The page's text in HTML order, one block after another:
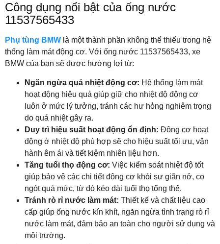
Công dụng nổi bật của ống nước
11537565433
Phụ tùng BMW là một thành phần không thể thiếu trong hệ
thống làm mát động cơ. Với ống nước 11537565433, xe
BMW của bạn sẽ được hưởng lợi từ:
Ngăn ngừa quá nhiệt động cơ: Hệ thống làm mát
hoạt động hiệu quả giúp giữ cho nhiệt độ động cơ
luôn ở mức lý tưởng, tránh các hư hỏng nghiêm trọng
do quá nhiệt gây ra.
Duy trì hiệu suất hoạt động ổn định: Động cơ hoạt
động ở nhiệt độ phù hợp sẽ cho hiệu suất tối ưu, vận
hành êm ái và tiết kiệm nhiên liệu hơn.
Tăng tuổi thọ động cơ: Việc kiểm soát nhiệt độ tốt
giúp bảo vệ các chi tiết động cơ khỏi sự giãn nở, co
ngót quá mức, từ đó kéo dài tuổi thọ tổng thể.
Tránh rò rỉ nước làm mát: Thiết kế và chất liệu cao
cấp giúp ống nước kín khít, ngăn ngừa tình trạng rò rỉ
nước làm mát, đảm bảo an toàn cho người sử dụng và
môi trường.